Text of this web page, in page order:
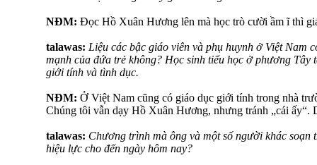
NĐM: Đọc Hồ Xuân Hương lên mà học trò cười ầm ĩ thì
talawas: Liệu các bậc giáo viên và phụ huynh ở Việt Nam
mạnh của đứa trẻ không? Học sinh tiểu học ở phương Tây
giới tính và tình dục.
NĐM: Ở Việt Nam cũng có giáo dục giới tính trong nhà
Chúng tôi vẫn dạy Hồ Xuân Hương, nhưng tránh „cái ấy“.
talawas: Chương trình mà ông và một số người khác soạn
hiệu lực cho đến ngày hôm nay?